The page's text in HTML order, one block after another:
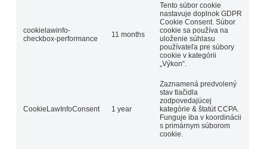
cookielawinfo-
checkbox-performance
11 months
Tento súbor cookie
nastavuje doplnok GDPR
Cookie Consent. Súbor
cookie sa používa na
uloženie súhlasu
používateľa pre súbory
cookie v kategórii
„Výkon“.
CookieLawInfoConsent 1 year
Zaznamená predvolený
stav tlačidla
zodpovedajúcej
kategórie & štatút CCPA.
Funguje iba v koordinácii
s primárnym súborom
cookie.